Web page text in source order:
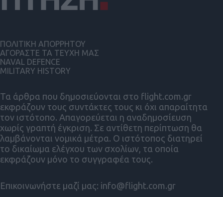
Τα άρθρα που δημοσιεύονται στο flight.com.gr
εκφράζουν τους συντάκτες τους κι όχι απαραίτητα
τον ιστότοπο. Απαγορεύεται η αναδημοσίευση
χωρίς γραπτή έγκριση. Σε αντίθετη περίπτωση θα
λαμβάνονται νομικά μέτρα. Ο ιστότοπος διατηρεί
το δικαίωμα ελέγχου των σχολίων, τα οποία
εκφράζουν μόνο το συγγραφέα τους.
Επικοινωνήστε μαζί μας: info@flight.com.gr
ΠΟΛΙΤΙΚΗ ΑΠΟΡΡΗΤΟΥ
ΑΓΟΡΑΣΤΕ ΤΑ ΤΕΥΧΗ ΜΑΣ
NAVAL DEFENCE
MILITARY HISTORY